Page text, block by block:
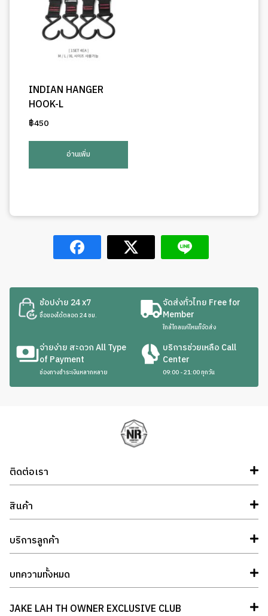
INDIAN HANGER
HOOK-L
฿450
อ่านเพิ่ม
ช้อปง่าย 24 x7
ซื้อของได้ตลอด 24 ชม.
จัดส่งทั่วไทย Free for
Member
ใกล้ไกลแค่ไหนก็จัดส่ง
จ่ายง่าย สะดวก All Type
of Payment
ช่องทางชำระเงินหลากหลาย
บริการช่วยเหลือ Call
Center
09:00 - 21:00 ทุกวัน
ติดต่อเรา
สินค้า
บริการลูกค้า
บทความทั้งหมด
JAKE LAH TH OWNER EXCLUSIVE CLUB